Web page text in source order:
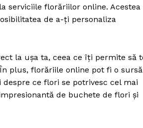
serviciile florăriilor online. Acestea
de a-ți personaliza
la ușa ta, ceea ce îți permite să
plus, florăriile online pot fi o sursă
ce flori se potrivesc cel mai
de buchete de flori și